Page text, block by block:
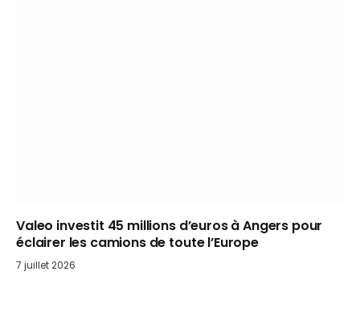
Valeo investit 45 millions d’euros à Angers pour
éclairer les camions de toute l’Europe
7 juillet 2026